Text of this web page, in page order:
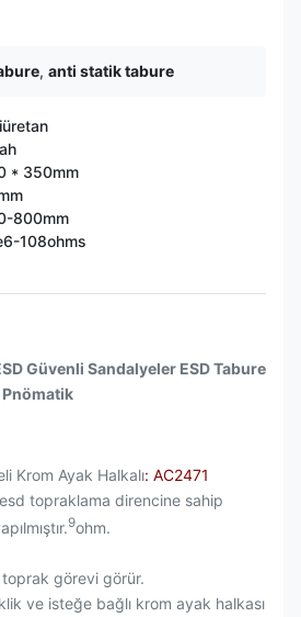
, anti statik tabure
* 350mm
800mm
108ohms
Güvenli Sandalyeler ESD Tabure
Pnömatik
Krom Ayak Halkalı: AC2471
topraklama direncine sahip
9ohm.
görevi görür.
ve isteğe bağlı krom ayak halkası